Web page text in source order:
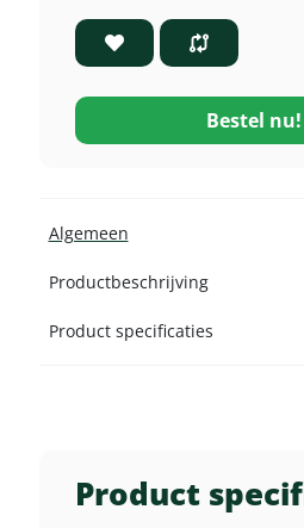
Product
Bestel nu!
Algemeen
Productbeschrijving
Product specificaties